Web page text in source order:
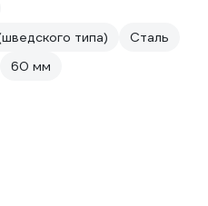
типа)
Сталь
60 мм